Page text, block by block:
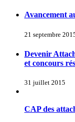
Avancement
21 septembre
Devenir
et concours
31 juillet 2015
CAP des